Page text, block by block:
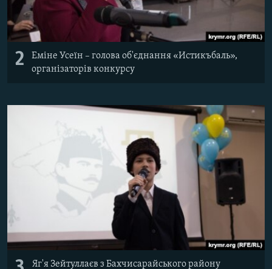
2
Еміне Усеїн – голова об'єднання «Истикъбаль»,
організаторів конкурсу
Яг'я Зейтуллаєв з Бахчисарайського району